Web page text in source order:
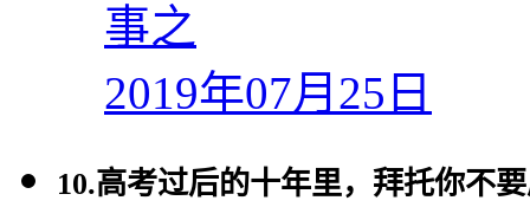
事之
2019年07月25日
10.高考过后的十年里，拜托你不